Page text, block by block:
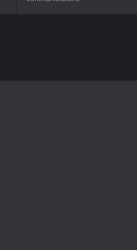
conversiones totales o mapas
Si te gustan los tactical shooters
favorable en más de 10.000
Es ideal para fans del multiplayer
rejugabilidad gracias a creaciones
lo convierten en una prueba sin